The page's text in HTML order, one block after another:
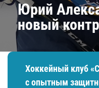
Юрий
новый
Хоккейный клуб
с опытным